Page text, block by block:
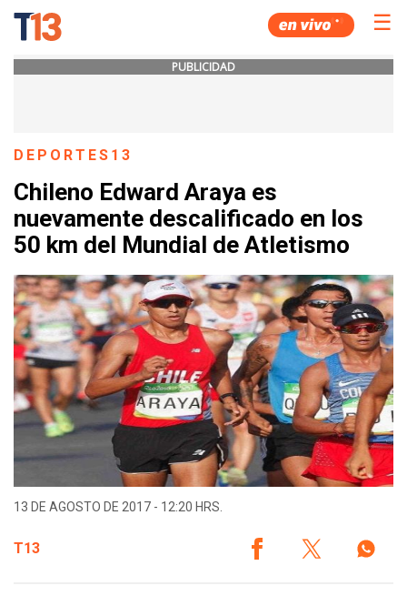
☰
PUBLICIDAD
DEPORTES13
Chileno Edward Araya es
nuevamente descalificado en los
50 km del Mundial de Atletismo
13 DE AGOSTO DE 2017 - 12:20 HRS.
T13